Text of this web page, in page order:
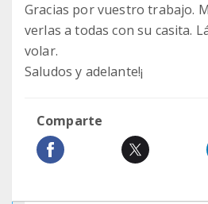
Gracias por vuestro trabajo.
verlas a todas con su casita.
volar.
Saludos y adelante!¡
Comparte